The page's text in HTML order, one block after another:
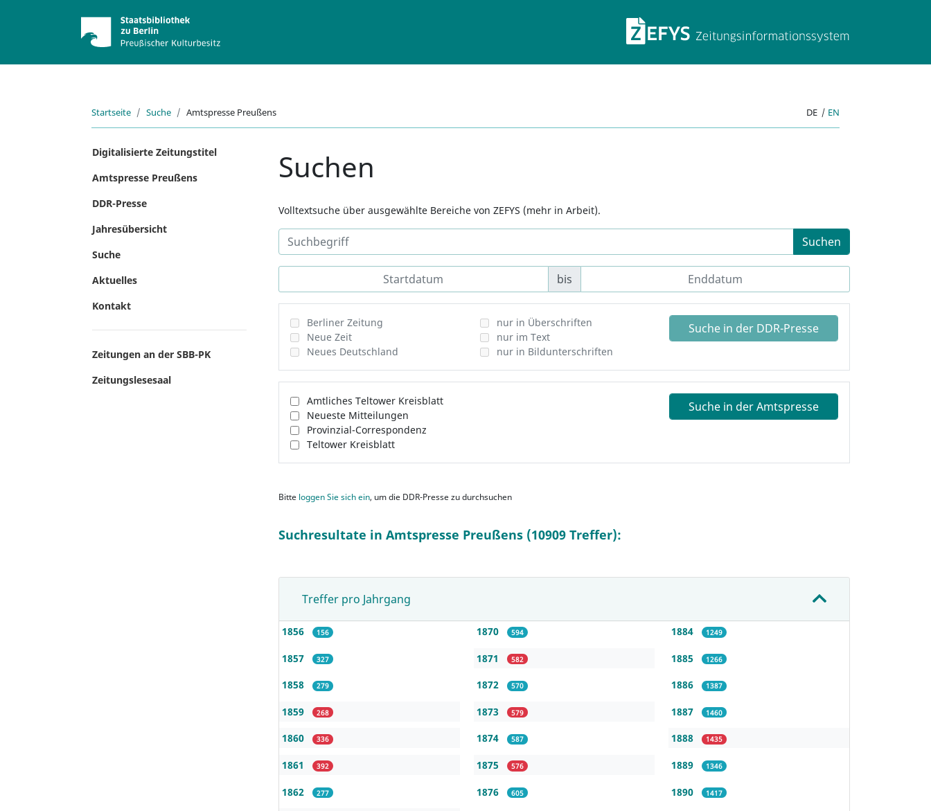
ZEFYS
Startseite Suche Amtspresse Preußens DE | EN
Digitalisierte Zeitungstitel
Amtspresse Preußens
DDR-Presse
Jahresübersicht
Suche
Aktuelles
Kontakt
Zeitungen an der SBB-PK
Zeitungslesesaal
Suchen
Volltextsuche über ausgewählte Bereiche von ZEFYS (mehr in Arbeit).
Suchen
bis
Berliner Zeitung
Neue Zeit
Neues Deutschland
nur in Überschriften
nur im Text
nur in Bildunterschriften
Suche in der DDR-Presse
Amtliches Teltower Kreisblatt
Neueste Mitteilungen
Provinzial-Correspondenz
Teltower Kreisblatt
Suche in der Amtspresse
Bitte loggen Sie sich ein, um die DDR-Presse zu durchsuchen
Suchresultate in Amtspresse Preußens (10909 Treffer):
Treffer pro Jahrgang
1856 156
1857 327
1858 279
1859 268
1860 336
1861 392
1862 277
1870 594
1871 582
1872 570
1873 579
1874 587
1875 576
1876 605
1884 1249
1885 1266
1886 1387
1887 1460
1888 1435
1889 1346
1890 1417